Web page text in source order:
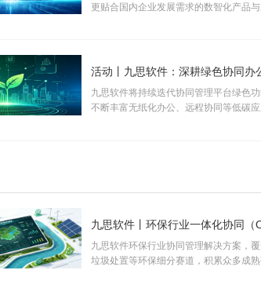
更贴合国内企业发展需求的数智化产品
九思软件将持续迭代协同管理平台绿色
不断丰富无纸化办公、远程协同等低碳
九思软件丨环保行业一体化协同（
九思软件环保行业协同管理解决方案，
垃圾处置等环保细分赛道，积累众多成